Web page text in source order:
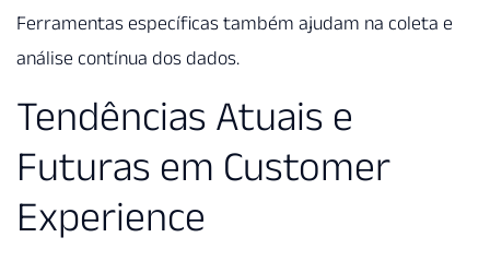
Ferramentas específicas também ajudam na coleta e
análise contínua dos dados.
Tendências Atuais e
Futuras em Customer
Experience